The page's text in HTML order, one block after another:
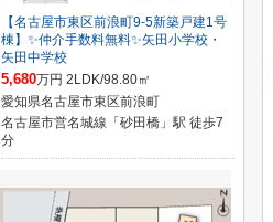
【名古屋市東区前浪町9-5新築戸建1号
棟】✨️仲介手数料無料✨️矢田小学校・
矢田中学校
5,680万円 2LDK/98.80㎡
愛知県名古屋市東区前浪町
名古屋市営名城線「砂田橋」駅 徒歩7
分